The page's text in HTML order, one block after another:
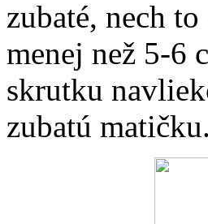
zubaté, nech
menej než 5-6
skrutku
zubatú